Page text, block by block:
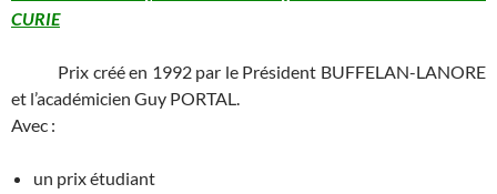
CURIE
Prix créé en 1992 par le Président BUFFELAN-LANORE
et l’académicien Guy PORTAL.
Avec :
un prix étudiant